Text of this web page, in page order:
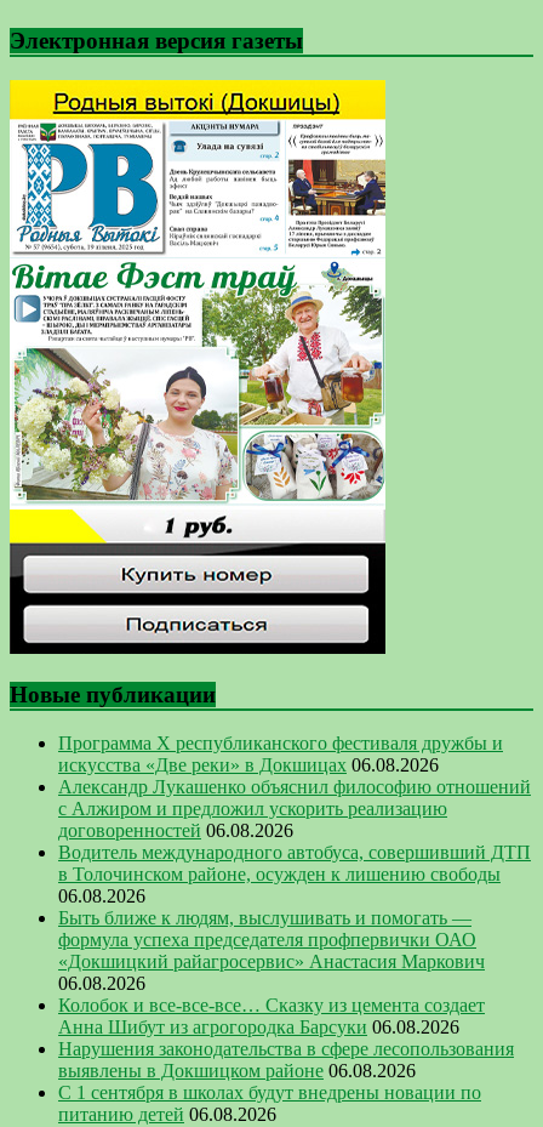
Электронная версия газеты
Новые публикации
Программа Х республиканского фестиваля дружбы и
искусства «Две реки» в Докшицах 06.08.2026
Александр Лукашенко объяснил философию отношений
с Алжиром и предложил ускорить реализацию
договоренностей 06.08.2026
Водитель международного автобуса, совершивший ДТП
в Толочинском районе, осужден к лишению свободы
06.08.2026
Быть ближе к людям, выслушивать и помогать —
формула успеха председателя профпервички ОАО
«Докшицкий райагросервис» Анастасия Маркович
06.08.2026
Колобок и все-все-все… Сказку из цемента создает
Анна Шибут из агрогородка Барсуки 06.08.2026
Нарушения законодательства в сфере лесопользования
выявлены в Докшицком районе 06.08.2026
С 1 сентября в школах будут внедрены новации по
питанию детей 06.08.2026